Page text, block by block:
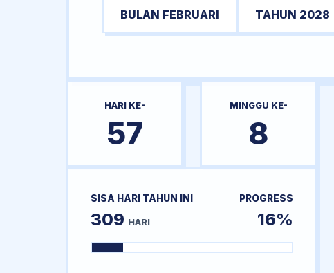
BULAN FEBRUARI TAHUN 2028
HARI KE-
57
MINGGU KE-
8
SISA HARI TAHUN INI
309 HARI
PROGRESS
16%